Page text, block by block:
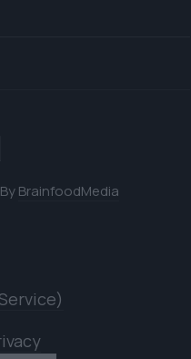
BrainfoodMedia